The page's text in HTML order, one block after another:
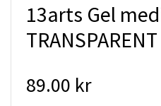
13arts Gel
TRANSPARENT
89.00 kr